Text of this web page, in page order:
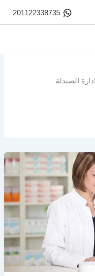
201122338735
ادارة الصيدلة